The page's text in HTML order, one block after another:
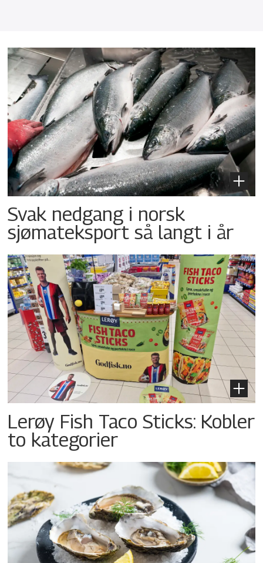
Svak nedgang i norsk
sjømateksport så langt i år
Lerøy Fish Taco Sticks: Kobler
to kategorier